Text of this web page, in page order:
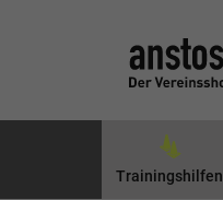
Trainingshilfen